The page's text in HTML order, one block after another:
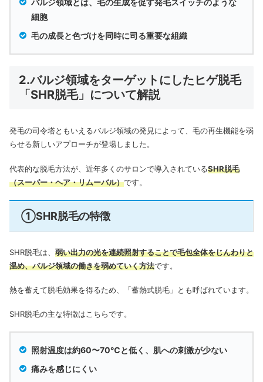
バルジ領域とは、毛の生成を促す発毛スイッチのような
細胞
毛の成長と色づけを同時に司る重要な組織
2.バルジ領域をターゲットにしたヒゲ脱毛
「SHR脱毛」について解説
発毛の司令塔ともいえるバルジ領域の発見によって、毛の再生機能を弱
らせる新しいアプローチが登場しました。
代表的な脱毛方法が、近年多くのサロンで導入されているSHR脱毛
（スーパー・ヘア・リムーバル）です。
①SHR脱毛の特徴
SHR脱毛は、 弱い出力の光を連続照射することで毛包全体をじんわりと
温め、バルジ領域の働きを弱めていく方法です。
熱を蓄えて脱毛効果を得るため、「蓄熱式脱毛」とも呼ばれています。
SHR脱毛の主な特徴はこちらです。
照射温度は約60〜70℃と低く、肌への刺激が少ない
痛みを感じにくい